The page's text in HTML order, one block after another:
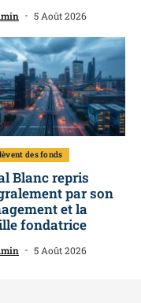
5 Août 2026
des fonds
Blanc repris
par son
et la
fondatrice
5 Août 2026